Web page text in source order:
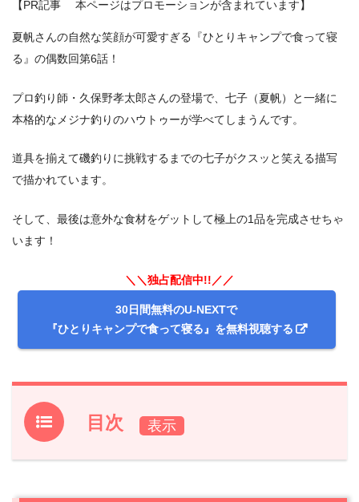
【PR記事 本ページはプロモーションが含まれています】
夏帆さんの自然な笑顔が可愛すぎる『ひとりキャンプで食って寝
る』の偶数回第6話！
プロ釣り師・久保野孝太郎さんの登場で、七子（夏帆）と一緒に
本格的なメジナ釣りのハウトゥーが学べてしまうんです。
道具を揃えて磯釣りに挑戦するまでの七子がクスッと笑える描写
で描かれています。
そして、最後は意外な食材をゲットして極上の1品を完成させちゃ
います！
＼＼独占配信中!!／／
30日間無料のU-NEXTで
『ひとりキャンプで食って寝る』を無料視聴する
目次
1.『ひとりキャンプで食って寝る』第6話あらすじ